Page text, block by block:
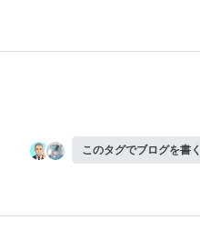
このタグでブログを書く